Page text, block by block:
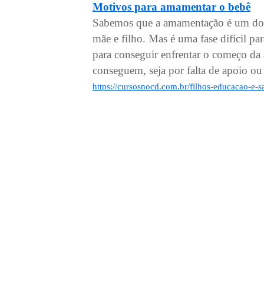
Motivos para amamentar o bebê
Sabemos que a amamentação é um
mãe e filho. Mas é uma fase difícil
para conseguir enfrentar o começo
conseguem, seja por falta de apoio
https://cursosnocd.com.br/filhos-educacao-e-